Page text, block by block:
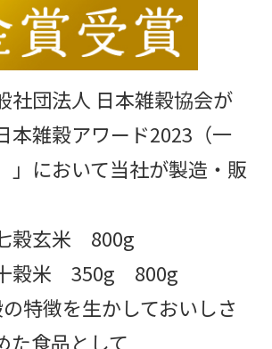
社団法人 日本雑穀協会が
本雑穀アワード2023（一
」において当社が製造・販
穀玄米 800g
十穀米 350g 800g
特徴を生かしておいしさ
た食品として